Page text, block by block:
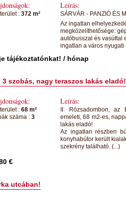
: 372 m²
Leírás:
SÁRVÁR - PANZIÓ ÉS
Az ingatlan
megközelíthetősége:
autóbusszal és vasúttal
ingatlan a város nyugati
tájékoztatónkat! / hónap
3 szobás, nagy teraszos lakás eladó!
: 68 m²
száma : 3
Leírás:
II. Rózsadombon, az
emeleti, 68 m2-es,
lakás eladó!
Az ingatlan részben
konyhabútor került
szekrény található. (...)
€
utcában!